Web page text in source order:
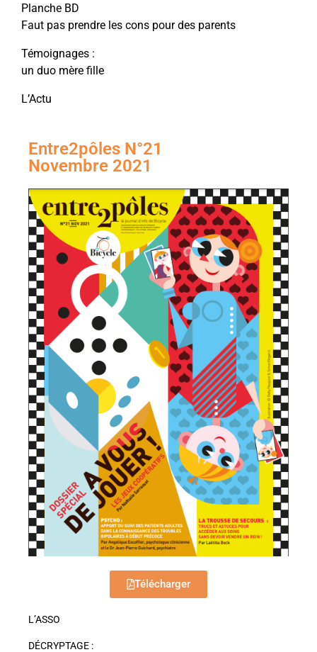
Planche BD
Faut pas prendre les cons pour des parents
Témoignages :
un duo mère fille
L’Actu
Entre2pôles N°21
Novembre 2021
Télécharger
L’ASSO
DÉCRYPTAGE :